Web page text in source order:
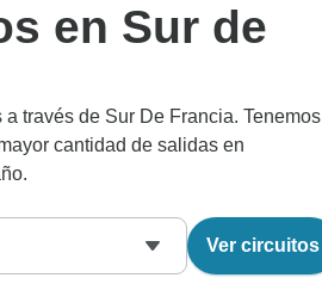
en Sur de
través de Sur De Francia. Tenemos
cantidad de salidas en
Ver circuitos